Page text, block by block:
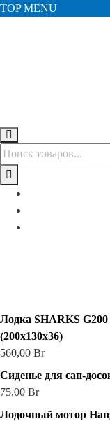
TOP MENU
Лодка SHARKS
(200х130х36)
560,00 Br
Сиденье для сап-
75,00 Br
Лодочный мотор